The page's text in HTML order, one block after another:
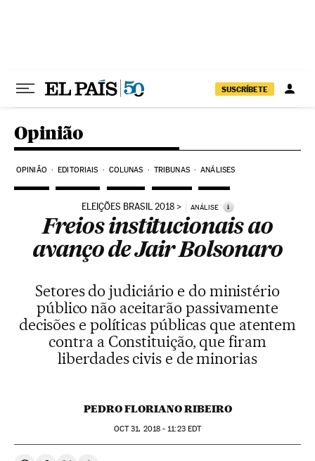
SUSCRÍBETE
Opinião
OPINIÃO EDITORIAIS COLUNAS TRIBUNAS ANÁLISES
ELEIÇÕES BRASIL 2018 ANÁLISE i
Freios institucionais ao
avanço de Jair Bolsonaro
Setores do judiciário e do ministério
público não aceitarão passivamente
decisões e políticas públicas que atentem
contra a Constituição, que firam
liberdades civis e de minorias
PEDRO FLORIANO RIBEIRO
OCT31, 2018 - 11:23EDT